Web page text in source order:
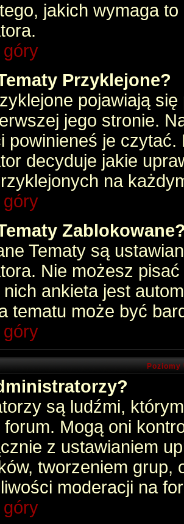
jakich wymaga
góry
Przyklejone?
pojawiają
jego stronie.
powinieneś je czytać.
decyduje jakie
na
góry
Tematy są
Nie możesz
ankieta jest
tematu może być
góry
są ludźmi,
forum. Mogą oni
z ustawianiem
tworzeniem grup,
moderacji na
góry